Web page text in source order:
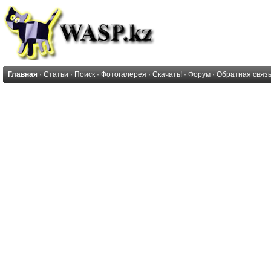
Главная · Статьи · Поиск · Фотогалерея · Скачать! · Форум · Обратная связь